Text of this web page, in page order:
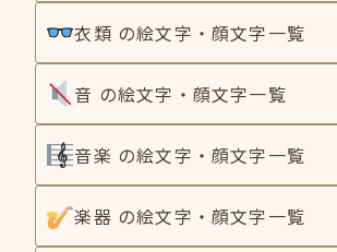
衣類 の絵文字・顔文字一覧
音 の絵文字・顔文字一覧
音楽 の絵文字・顔文字一覧
楽器 の絵文字・顔文字一覧